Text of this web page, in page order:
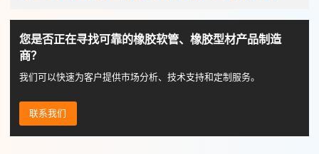
您是否正在寻找可靠的橡胶软管、橡胶型材产品制造
商？
我们可以快速为客户提供市场分析、技术支持和定制服务。
联系我们